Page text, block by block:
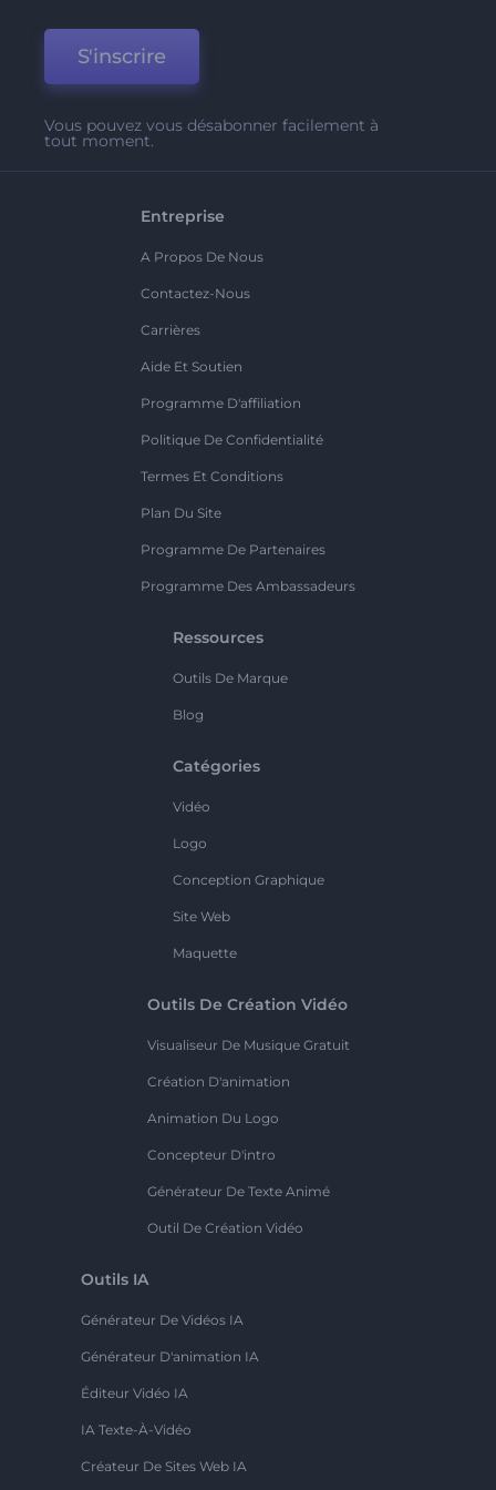
S'inscrire
Vous pouvez vous désabonner facilement à
tout moment.
Entreprise
A Propos De Nous
Contactez-Nous
Carrières
Aide Et Soutien
Programme D'affiliation
Politique De Confidentialité
Termes Et Conditions
Plan Du Site
Programme De Partenaires
Programme Des Ambassadeurs
Ressources
Outils De Marque
Blog
Catégories
Vidéo
Logo
Conception Graphique
Site Web
Maquette
Outils De Création Vidéo
Visualiseur De Musique Gratuit
Création D'animation
Animation Du Logo
Concepteur D'intro
Générateur De Texte Animé
Outil De Création Vidéo
Outils IA
Générateur De Vidéos IA
Générateur D'animation IA
Éditeur Vidéo IA
IA Texte-À-Vidéo
Créateur De Sites Web IA